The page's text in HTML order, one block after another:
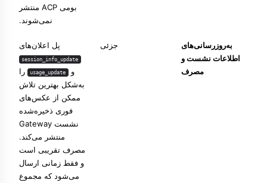
بومی ACP منتشر
نمی‌شوند.
به‌روزرسانی‌های
اطلاعات نشست و
مصرف
جزئی پل اعلان‌های
session_info_update
و usage_update
را
به‌شکل بهترین تلاش
ممکن از عکس‌های
فوری ذخیره‌شده
نشست Gateway
منتشر می‌کند.
مصرف تقریبی است
و فقط زمانی ارسال
می‌شود که مجموع